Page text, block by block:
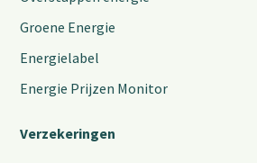
Groene Energie
Energielabel
Energie Prijzen Monitor
Verzekeringen